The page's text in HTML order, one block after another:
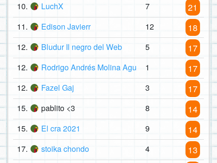
10. LuchX 7 21
11. Edison Javierr 12 18
12. Bludur Il negro del Web 5 17
12. Rodrigo Andrés Molina Agu 1 17
12. Fazel Gaj 3 17
15. pablito <3 8 14
15. El cra 2021 9 14
17. stoika chondo 4 13